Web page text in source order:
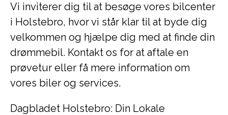
Vi inviterer dig til at besøge vores bilcenter
i Holstebro, hvor vi står klar til at byde dig
velkommen og hjælpe dig med at finde din
drømmebil. Kontakt os for at aftale en
prøvetur eller få mere information om
vores biler og services.
Dagbladet Holstebro: Din Lokale